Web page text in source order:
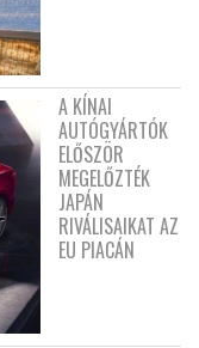
A KÍNAI
AUTÓGYÁRTÓK
ELŐSZÖR
MEGELŐZTÉK
JAPÁN
RIVÁLISAIKAT AZ
EU PIACÁN